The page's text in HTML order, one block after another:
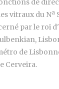
de
vitraux du Nª
par le roi
de
Cerveira.